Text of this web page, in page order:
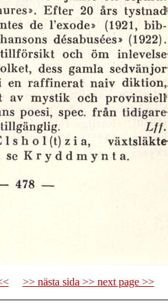
>> nästa sida >> next page >>